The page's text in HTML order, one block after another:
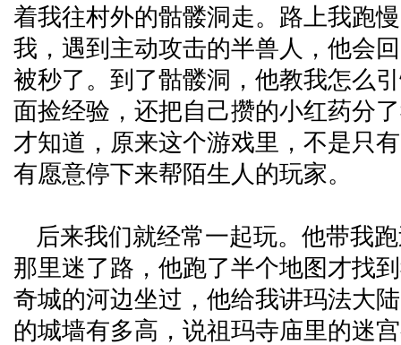
着我往村外的骷髅洞走。路上我跑
我，遇到主动攻击的半兽人，他会
被秒了。到了骷髅洞，他教我怎么
面捡经验，还把自己攒的小红药分
才知道，原来这个游戏里，不是只
有愿意停下来帮陌生人的玩家。
后来我们就经常一起玩。他带我
那里迷了路，他跑了半个地图才找
奇城的河边坐过，他给我讲玛法大
的城墙有多高，说祖玛寺庙里的迷